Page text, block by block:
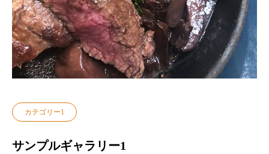
カテゴリー1
サンプルギャラリー1